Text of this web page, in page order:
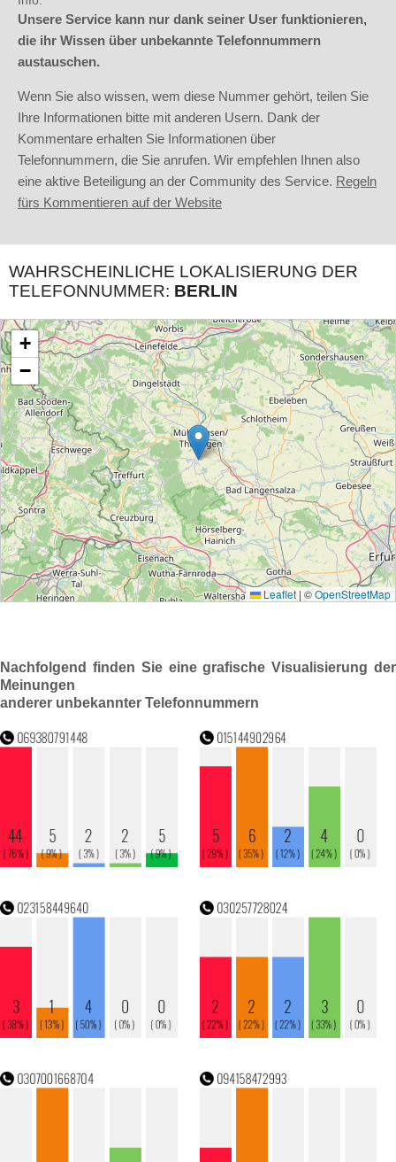
Unsere Service kann nur dank seiner User funktionieren,
die ihr Wissen über unbekannte Telefonnummern
austauschen.
Wenn Sie also wissen, wem diese Nummer gehört, teilen Sie
Ihre Informationen bitte mit anderen Usern. Dank der
Kommentare erhalten Sie Informationen über
Telefonnummern, die Sie anrufen. Wir empfehlen Ihnen also
eine aktive Beteiligung an der Community des Service. Regeln
fürs Kommentieren auf der Website
WAHRSCHEINLICHE LOKALISIERUNG DER
TELEFONNUMMER: BERLIN
Nachfolgend finden Sie eine grafische Visualisierung der
Meinungen
anderer unbekannter Telefonnummern